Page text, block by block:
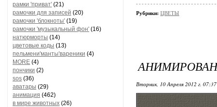
рамки 'приват' (21)
рамочки для записей (20)
рамочки 'блокноты' (19)
рамочки 'музыкальный фон' (16)
натюрморты (14)
цветовые коды (13)
пельмени'манты'вареники (4)
MORE (4)
пончики (2)
sos (36)
аватары (29)
анимация (462)
в мире животных (26)
Рубрики: ЦВЕТЫ
Вторник, 10 Апреля 2012 г.